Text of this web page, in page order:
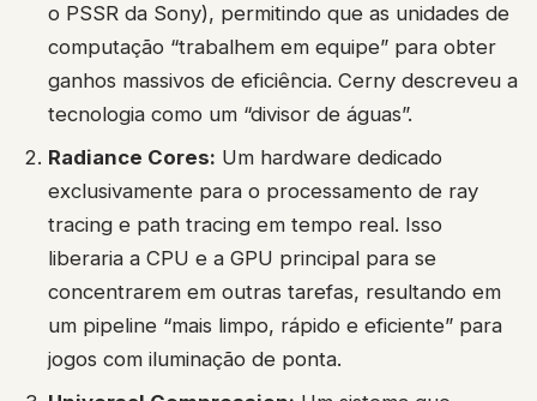
o PSSR da Sony), permitindo que as unidades de
computação “trabalhem em equipe” para obter
ganhos massivos de eficiência. Cerny descreveu a
tecnologia como um “divisor de águas”.
Radiance Cores: Um hardware dedicado
exclusivamente para o processamento de ray
tracing e path tracing em tempo real. Isso
liberaria a CPU e a GPU principal para se
concentrarem em outras tarefas, resultando em
um pipeline “mais limpo, rápido e eficiente” para
jogos com iluminação de ponta.